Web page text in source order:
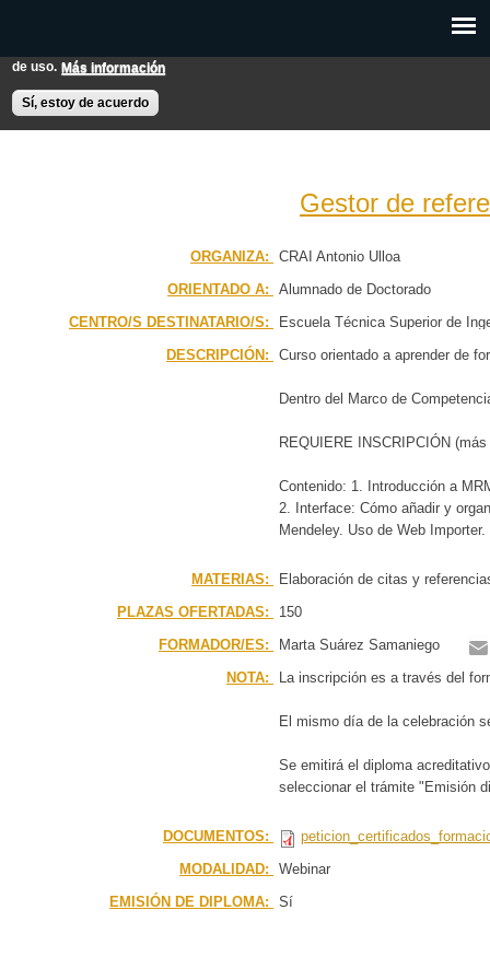
Esta web utiliza cookies para mejorar su experiencia de usuario.
de uso. Más información
Sí, estoy de acuerdo
principal
EXPON@us.es
PÁGINA PRINCIPAL
BÚSQUEDA AVANZADA
Gestor de
ORGANIZA:
CRAI Antonio Ulloa
ORIENTADO A:
Alumnado de Doctorado
CENTRO/S DESTINATARIO/S:
Escuela Técnica Superior de
DESCRIPCIÓN: Curso orientado a aprender de
Dentro del Marco de
REQUIERE INSCRIPCIÓN
Contenido: 1. Introducción a
2. Interface: Cómo añadir y
Mendeley. Uso de Web
MATERIAS:
Elaboración de citas y
PLAZAS OFERTADAS:
150
FORMADOR/ES:
Marta Suárez Samaniego
NOTA:
La inscripción es a través del
El mismo día de la celebración
Se emitirá el diploma
seleccionar el trámite "Emisión
DOCUMENTOS:
MODALIDAD:
Webinar
EMISIÓN DE DIPLOMA:
Sí